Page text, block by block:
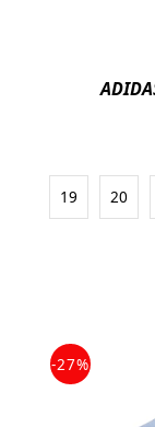
19 20
-27%